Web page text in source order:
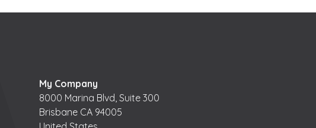
My Company
8000 Marina Blvd, Suite 300
Brisbane CA 94005